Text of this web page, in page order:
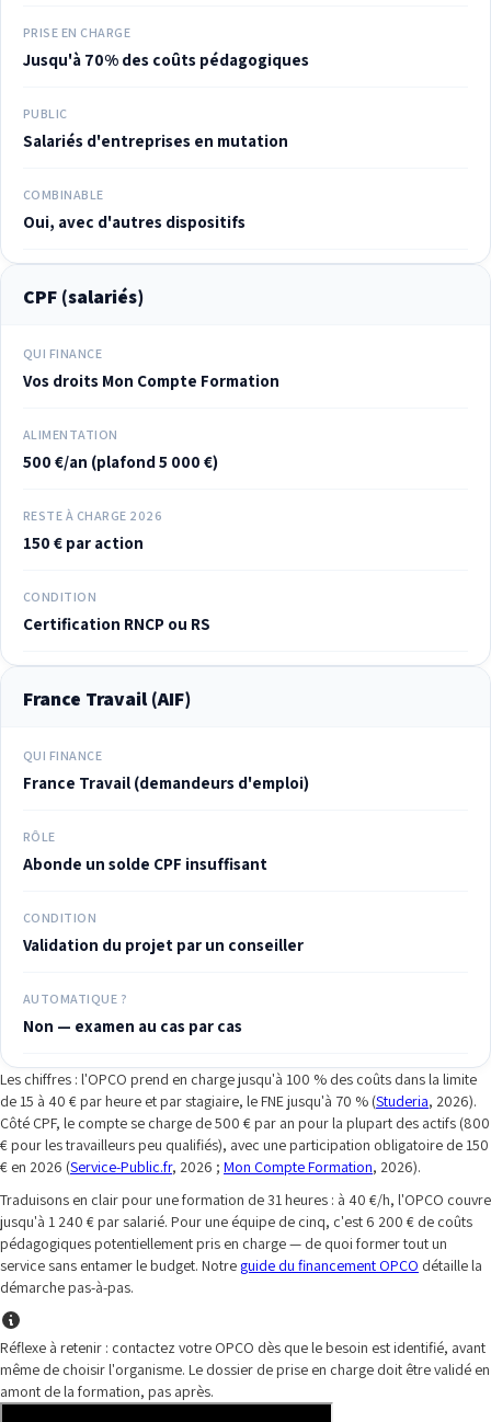
PRISE EN CHARGE
Jusqu'à 70% des coûts pédagogiques
PUBLIC
Salariés d'entreprises en mutation
COMBINABLE
Oui, avec d'autres dispositifs
CPF (salariés)
QUI FINANCE
Vos droits Mon Compte Formation
ALIMENTATION
500 €/an (plafond 5 000 €)
RESTE À CHARGE 2026
150 € par action
CONDITION
Certification RNCP ou RS
France Travail (AIF)
QUI FINANCE
France Travail (demandeurs d'emploi)
RÔLE
Abonde un solde CPF insuffisant
CONDITION
Validation du projet par un conseiller
AUTOMATIQUE ?
Non — examen au cas par cas
Les chiffres : l'OPCO prend en charge jusqu'à 100 % des coûts dans la limite
de 15 à 40 € par heure et par stagiaire, le FNE jusqu'à 70 % (Studeria, 2026).
Côté CPF, le compte se charge de 500 € par an pour la plupart des actifs (800
€ pour les travailleurs peu qualifiés), avec une participation obligatoire de 150
€ en 2026 (Service-Public.fr, 2026 ; Mon Compte Formation, 2026).
Traduisons en clair pour une formation de 31 heures : à 40 €/h, l'OPCO couvre
jusqu'à 1 240 € par salarié. Pour une équipe de cinq, c'est 6 200 € de coûts
pédagogiques potentiellement pris en charge — de quoi former tout un
service sans entamer le budget. Notre guide du financement OPCO détaille la
démarche pas-à-pas.
Réflexe à retenir : contactez votre OPCO dès que le besoin est identifié, avant
même de choisir l'organisme. Le dossier de prise en charge doit être validé en
amont de la formation, pas après.